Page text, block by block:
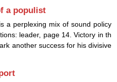
a populist
a perplexing mix of sound policy
leader, page 14. Victory in th
another success for his divisive